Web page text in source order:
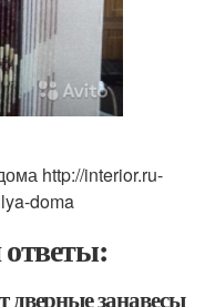
http://interior.ru-
doma
занавесы